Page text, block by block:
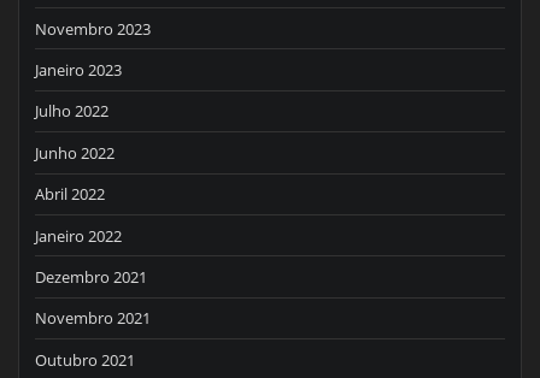
Novembro 2023
Janeiro 2023
Julho 2022
Junho 2022
Abril 2022
Janeiro 2022
Dezembro 2021
Novembro 2021
Outubro 2021